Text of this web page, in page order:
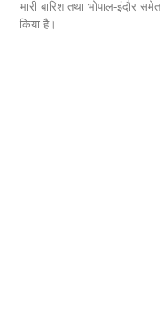
भारी बारिश तथा भोपाल-इंदौर
किया है।